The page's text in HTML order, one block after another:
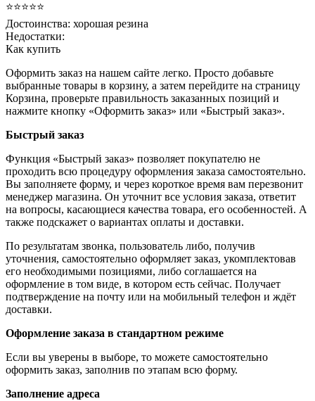
⭐⭐⭐⭐⭐
Достоинства: хорошая резина
Недостатки:
Как купить
Оформить заказ на нашем сайте легко. Просто добавьте
выбранные товары в корзину, а затем перейдите на страницу
Корзина, проверьте правильность заказанных позиций и
нажмите кнопку «Оформить заказ» или «Быстрый заказ».
Быстрый заказ
Функция «Быстрый заказ» позволяет покупателю не
проходить всю процедуру оформления заказа самостоятельно.
Вы заполняете форму, и через короткое время вам перезвонит
менеджер магазина. Он уточнит все условия заказа, ответит
на вопросы, касающиеся качества товара, его особенностей. А
также подскажет о вариантах оплаты и доставки.
По результатам звонка, пользователь либо, получив
уточнения, самостоятельно оформляет заказ, укомплектовав
его необходимыми позициями, либо соглашается на
оформление в том виде, в котором есть сейчас. Получает
подтверждение на почту или на мобильный телефон и ждёт
доставки.
Оформление заказа в стандартном режиме
Если вы уверены в выборе, то можете самостоятельно
оформить заказ, заполнив по этапам всю форму.
Заполнение адреса